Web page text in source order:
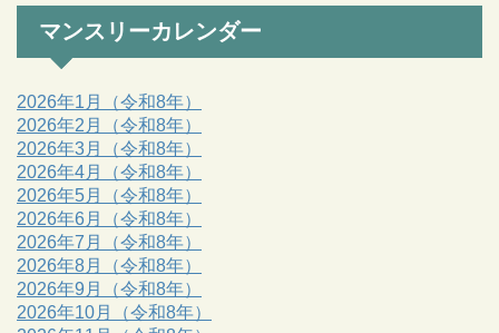
マンスリーカレンダー
2026年1月（令和8年）
2026年2月（令和8年）
2026年3月（令和8年）
2026年4月（令和8年）
2026年5月（令和8年）
2026年6月（令和8年）
2026年7月（令和8年）
2026年8月（令和8年）
2026年9月（令和8年）
2026年10月（令和8年）